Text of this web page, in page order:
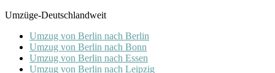
Umzüge-Deutschlandweit
Umzug von Berlin nach Berlin
Umzug von Berlin nach Bonn
Umzug von Berlin nach Essen
Umzug von Berlin nach Leipzig